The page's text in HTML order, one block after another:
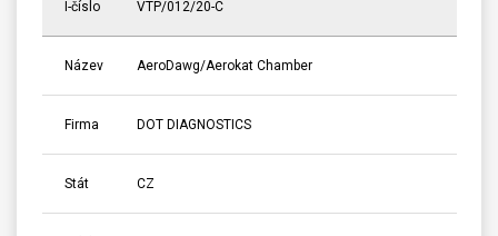
I-číslo VTP/012/20-C
Název AeroDawg/Aerokat Chamber
Firma DOT DIAGNOSTICS
Stát CZ